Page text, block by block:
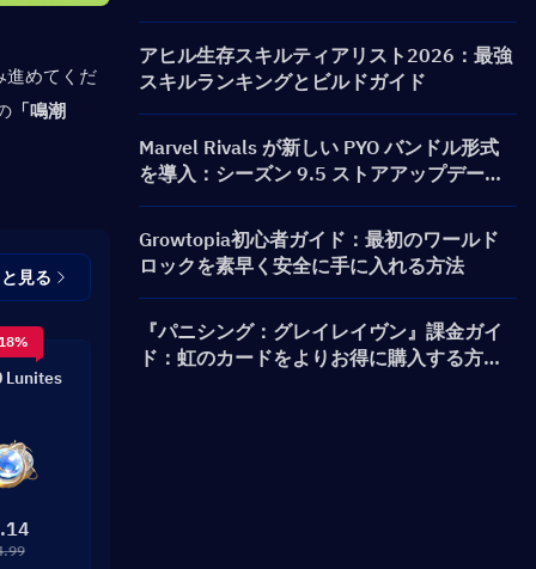
進めてくだ
「鳴潮
見る
Lunites
FRONTLINE」、キャラクター、募集（ガチ
ャ）＆報酬まとめ
アヒル生存スキルティアリスト2026：最強
スキルランキングとビルドガイド
Marvel Rivals が新しい PYO バンドル形式
を導入：シーズン 9.5 ストアアップデート
でより賢く購入する方法
Growtopia初心者ガイド：最初のワールド
ロックを素早く安全に手に入れる方法
『パニシング：グレイレイヴン』課金ガイ
ド：虹のカードをよりお得に購入する方法